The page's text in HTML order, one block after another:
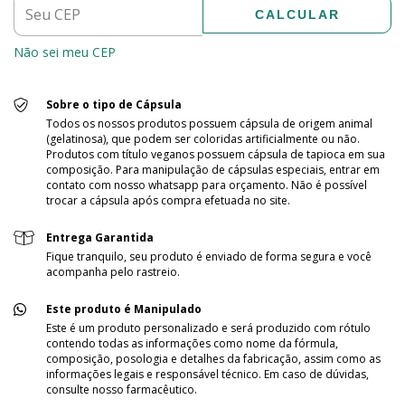
CALCULAR
Não sei meu CEP
Sobre o tipo de Cápsula
Todos os nossos produtos possuem cápsula de origem animal
(gelatinosa), que podem ser coloridas artificialmente ou não.
Produtos com título veganos possuem cápsula de tapioca em sua
composição. Para manipulação de cápsulas especiais, entrar em
contato com nosso whatsapp para orçamento. Não é possível
trocar a cápsula após compra efetuada no site.
Entrega Garantida
Fique tranquilo, seu produto é enviado de forma segura e você
acompanha pelo rastreio.
Este produto é Manipulado
Este é um produto personalizado e será produzido com rótulo
contendo todas as informações como nome da fórmula,
composição, posologia e detalhes da fabricação, assim como as
informações legais e responsável técnico. Em caso de dúvidas,
consulte nosso farmacêutico.